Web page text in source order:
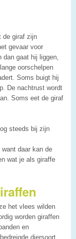
de giraf zijn
gevaar voor
gaat hij liggen,
oorschelpen
Soms buigt hij
De nachtrust wordt
Soms eet de giraf
steeds bij zijn
daar kan de
wat je als giraffe
het vlees wilden
worden giraffen
en
diersoort.